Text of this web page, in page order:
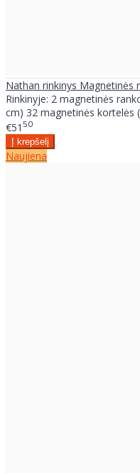
Nathan rinkinys Magnetinės
Rinkinyje: 2 magnetinės
cm) 32 magnetinės kortelės
€51 50
Naujiena